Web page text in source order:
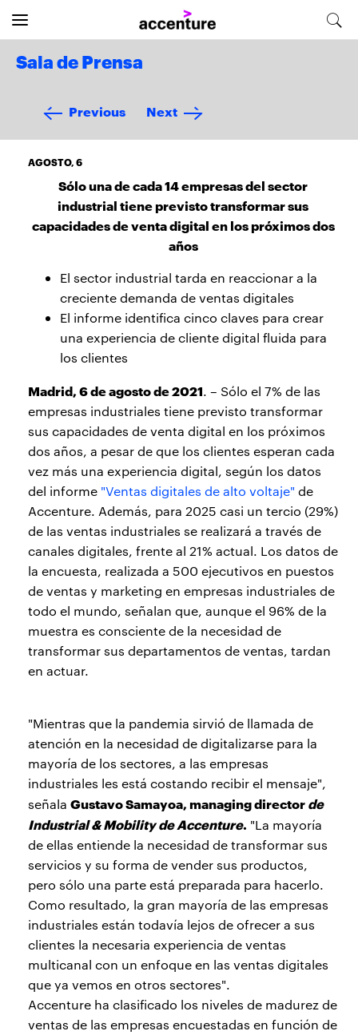
Sala de Prensa
Previous Next
AGOSTO, 6
Sólo una de cada 14 empresas del sector
industrial tiene previsto transformar sus
capacidades de venta digital en los próximos dos
años
El sector industrial tarda en reaccionar a la
creciente demanda de ventas digitales
El informe identifica cinco claves para crear
una experiencia de cliente digital fluida para
los clientes
Madrid, 6 de agosto de 2021. – Sólo el 7% de las
empresas industriales tiene previsto transformar
sus capacidades de venta digital en los próximos
dos años, a pesar de que los clientes esperan cada
vez más una experiencia digital, según los datos
del informe "Ventas digitales de alto voltaje" de
Accenture. Además, para 2025 casi un tercio (29%)
de las ventas industriales se realizará a través de
canales digitales, frente al 21% actual. Los datos de
la encuesta, realizada a 500 ejecutivos en puestos
de ventas y marketing en empresas industriales de
todo el mundo, señalan que, aunque el 96% de la
muestra es consciente de la necesidad de
transformar sus departamentos de ventas, tardan
en actuar.
"Mientras que la pandemia sirvió de llamada de
atención en la necesidad de digitalizarse para la
mayoría de los sectores, a las empresas
industriales les está costando recibir el mensaje",
señala Gustavo Samayoa, managing directorde
Industrial & Mobility de Accenture. "La mayoría
de ellas entiende la necesidad de transformar sus
servicios y su forma de vender sus productos,
pero sólo una parte está preparada para hacerlo.
Como resultado, la gran mayoría de las empresas
industriales están todavía lejos de ofrecer a sus
clientes la necesaria experiencia de ventas
multicanal con un enfoque en las ventas digitales
que ya vemos en otros sectores".
Accenture ha clasificado los niveles de madurez de
ventas de las empresas encuestadas en función de